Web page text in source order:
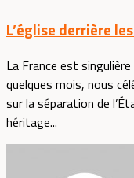
L’église derrière
La France est
quelques mois, nous
sur la séparation de
héritage...